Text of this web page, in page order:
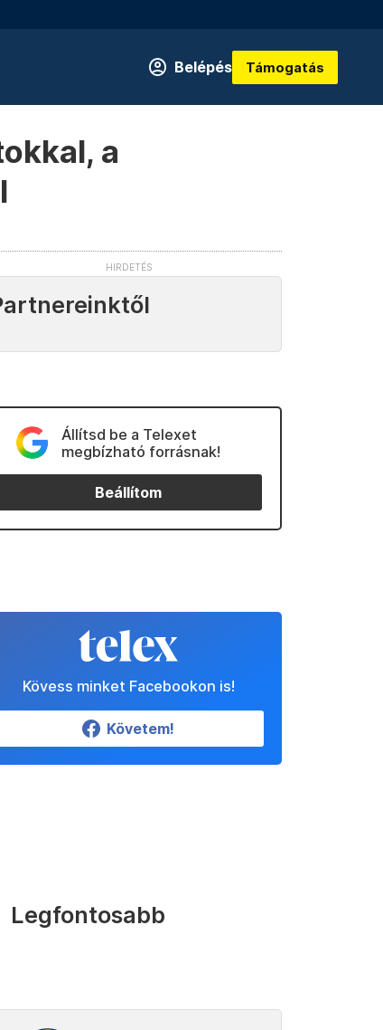
Belépés Támogatás
a
Állítsd be a Telexet
megbízható forrásnak!
Beállítom
Kövess minket Facebookon is!
Követem!
Legfontosabb